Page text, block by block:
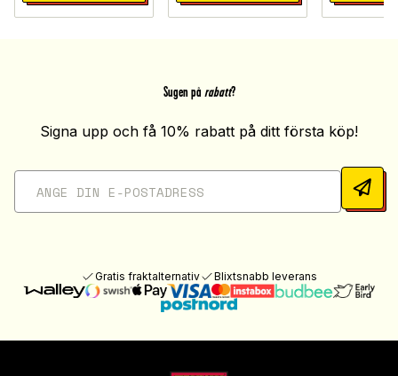
Sugen på rabatt?
Signa upp och få 10% rabatt på ditt första köp!
Gratis fraktalternativ Blixtsnabb leverans